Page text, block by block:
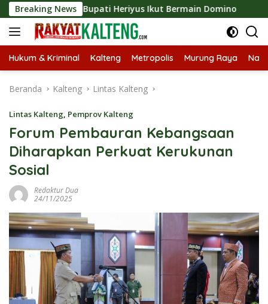
Langsung
ke
konten
Breaking News
2026, Bupati Heriyus Ikut Bermain Domino Tekan
Hukum & Kriminal Kalteng Metropolis Murung Raya
Beranda Kalteng Lintas Kalteng
Lintas Kalteng, Pemprov Kalteng
Forum Pembauran Kebangsaan
Diharapkan Perkuat Kerukunan
Sosial
Redaktur Dua
24/11/2025